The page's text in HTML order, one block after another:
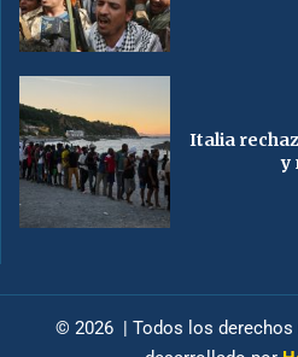
Italia
y
© 2026 | Todos los derechos